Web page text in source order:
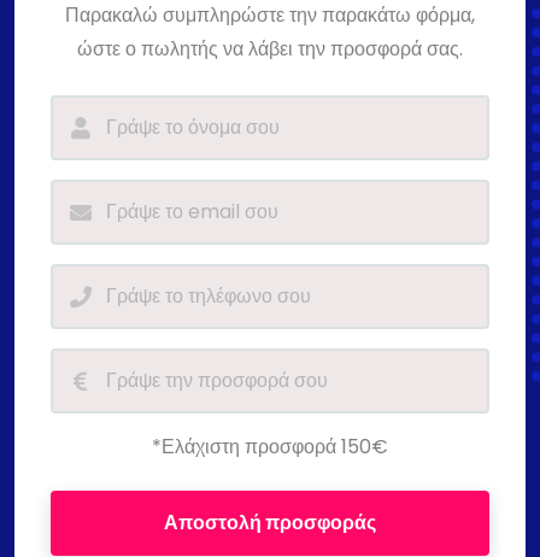
Παρακαλώ συμπληρώστε την παρακάτω φόρμα,
ώστε ο πωλητής να λάβει την προσφορά σας.
*Ελάχιστη προσφορά 150€
Αποστολή προσφοράς